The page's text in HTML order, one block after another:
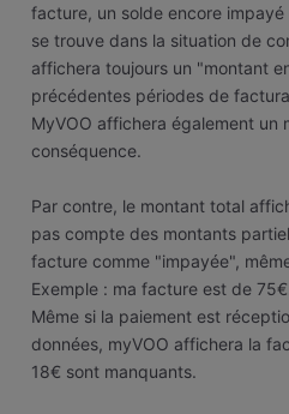
facture, un solde encore
se trouve dans la situation de
affichera toujours un "montant
précédentes périodes de
MyVOO affichera également un
conséquence.
Par contre, le montant total
pas compte des montants
facture comme "impayée",
Exemple : ma facture est de
Même si la paiement est
données, myVOO affichera la
18€ sont manquants.